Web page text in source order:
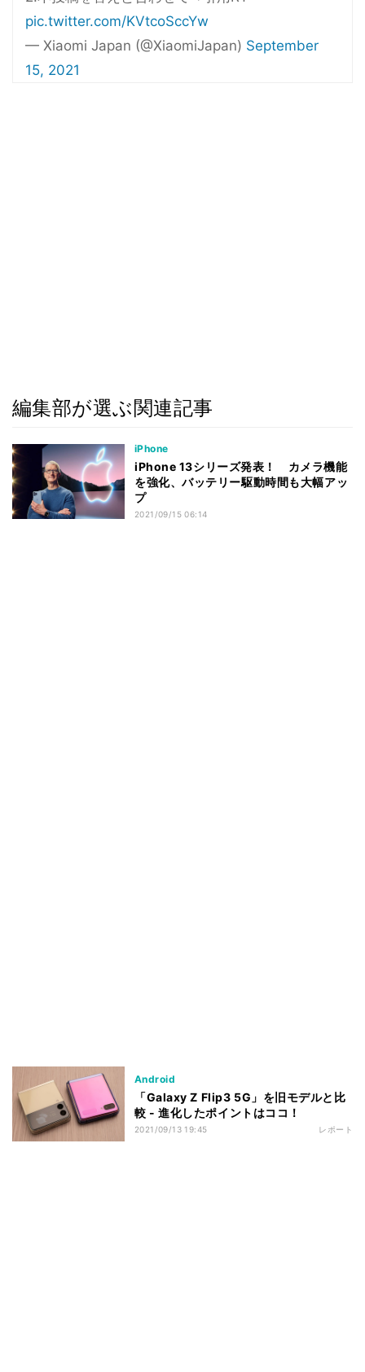
pic.twitter.com/KVtcoSccYw
— Xiaomi Japan (@XiaomiJapan) September
15, 2021
編集部が選ぶ関連記事
iPhone
iPhone 13シリーズ発表！ カメラ機能
を強化、バッテリー駆動時間も大幅アッ
プ
2021/09/15 06:14
Android
「Galaxy Z Flip3 5G」を旧モデルと比
較 - 進化したポイントはココ！
2021/09/13 19:45 レポート